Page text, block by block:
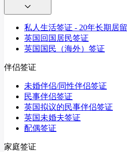
私人生活签证 - 20年长期居留
英国回国居民签证
英国国民（海外）签证
伴侣签证
未婚伴侣/同性伴侣签证
民事伴侣签证
英国拟议的民事伴侣签证
英国未婚夫签证
配偶签证
家庭签证